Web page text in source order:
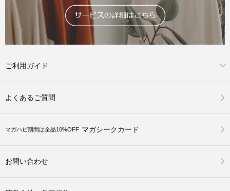
ご利用ガイド
よくあるご質問
マガハピ期間は全品10%OFF マガシークカード
お問い合わせ